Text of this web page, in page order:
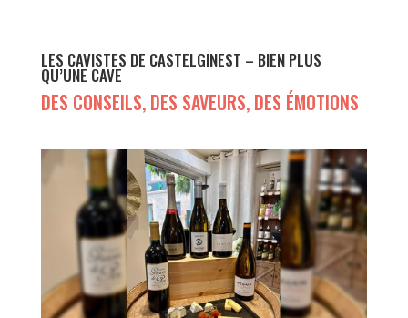
LES CAVISTES DE CASTELGINEST – BIEN PLUS
QU’UNE CAVE
DES CONSEILS, DES SAVEURS, DES ÉMOTIONS